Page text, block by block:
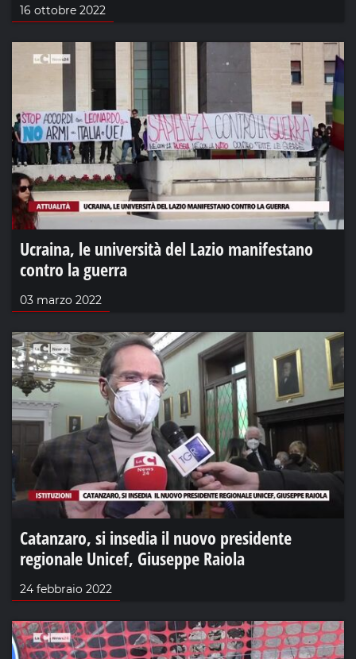
16 ottobre 2022
Ucraina, le università del Lazio manifestano
contro la guerra
03 marzo 2022
Catanzaro, si insedia il nuovo presidente
regionale Unicef, Giuseppe Raiola
24 febbraio 2022